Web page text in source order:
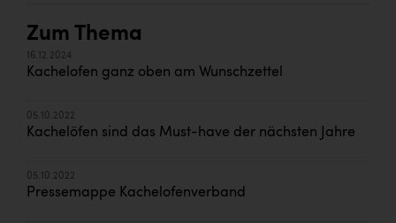
Zum Thema
16.12.2024
Kachelofen ganz oben am Wunschzettel
05.10.2022
Kachelöfen sind das Must-have der nächsten Jahre
05.10.2022
Pressemappe Kachelofenverband